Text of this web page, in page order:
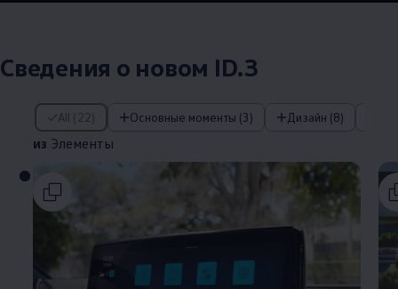
Сведения о новом ID.3
All (22) Основные моменты (3) Дизайн (8)
из Элементы
из Элементы